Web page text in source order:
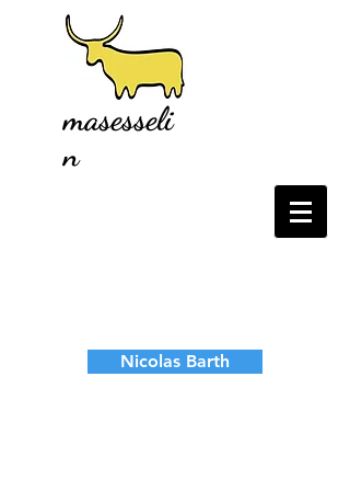
masesseli
n
Nicolas Barth